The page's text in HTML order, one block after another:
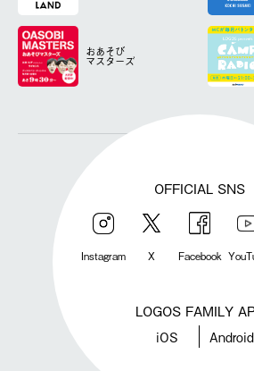
おあそび
マスターズ
OFFICIAL SNS
Instagram X Facebook
LOGOS FAMILY
iOS Android